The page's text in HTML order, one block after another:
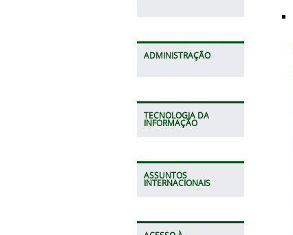
ADMINISTRAÇÃO
TECNOLOGIA DA
INFORMAÇÃO
ASSUNTOS
INTERNACIONAIS